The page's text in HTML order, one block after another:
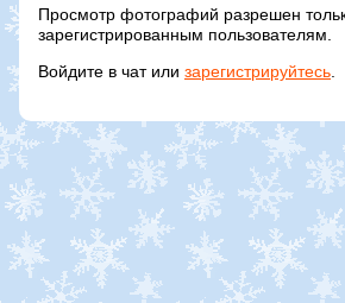
Просмотр фотографий разрешен
зарегистрированным пользователям.
Войдите в чат или зарегистрируйтесь